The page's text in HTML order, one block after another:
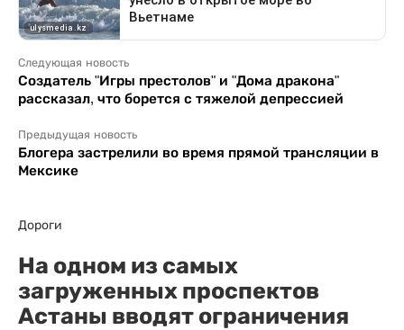
Следующая новость
Создатель "Игры престолов" и "Дома дракона"
рассказал, что борется с тяжелой депрессией
Предыдущая новость
Блогера застрелили во время прямой трансляции в
Мексике
Дороги
На одном из самых
загруженных проспектов
Астаны вводят ограничения